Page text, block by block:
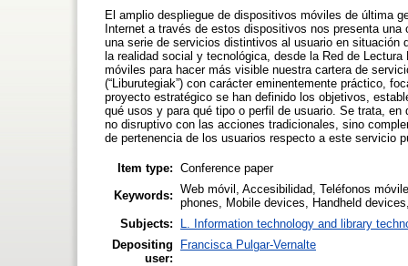
El amplio despliegue de dispositivos móviles de última
Internet a través de estos dispositivos nos presenta
una serie de servicios distintivos al usuario en situación
la realidad social y tecnológica, desde la Red de
móviles para hacer más visible nuestra cartera de
(“Liburutegiak”) con carácter eminentemente práctico,
proyecto estratégico se han definido los objetivos,
qué usos y para qué tipo o perfil de usuario. Se trata,
no disruptivo con las acciones tradicionales, sino
de pertenencia de los usuarios respecto a este servicio
Item type: Conference paper
Keywords: Web móvil, Accesibilidad, Teléfonos
phones, Mobile devices, Handheld
Subjects:
L. Information technology and library
Depositing
user:
Francisca Pulgar-Vernalte